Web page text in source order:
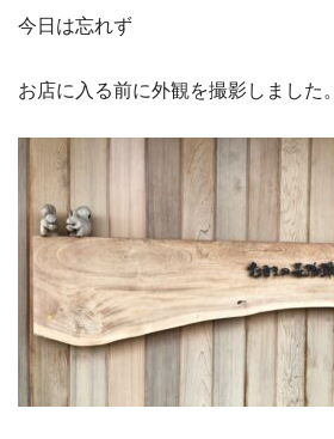
今日は忘れず
お店に入る前に外観を撮影しました。